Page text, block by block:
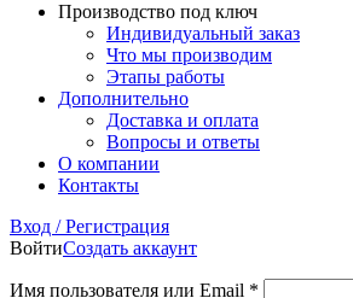
Производство под ключ
Индивидуальный заказ
Что мы производим
Этапы работы
Дополнительно
Доставка и оплата
Вопросы и ответы
О компании
Контакты
Вход / Регистрация
ВойтиСоздать аккаунт
Имя пользователя или Email *